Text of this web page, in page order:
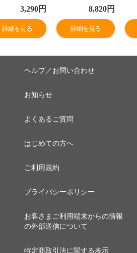
焼き 食品
ト 誕生日プ
ント 母親 父
取り寄せ グ
すめ 内祝 食
3,290円
詳細を見る
無料 ウナギ 蒲焼
き 食品 ギフト
誕生日プレゼン
ト 母親 父親 お
海鮮 人気 おすす
め 内祝 食べ物
【のし対応可】
8,820円
詳細を見る
料
食
親
ヘルプ／お問い合わせ
お知らせ
よくあるご質問
はじめての方へ
ご利用規約
プライバシーポリシー
お客さまご利用端末からの情報
の外部送信について
特定商取引法に関する表示